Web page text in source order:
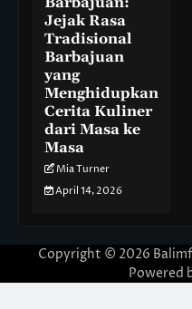
Jejak Rasa
Tradisional
Barbajuan
yang
Menghidupkan
Cerita Kuliner
dari Masa ke
Masa
Mia Turner
April 14, 2026
Copyright © 2026
Powered